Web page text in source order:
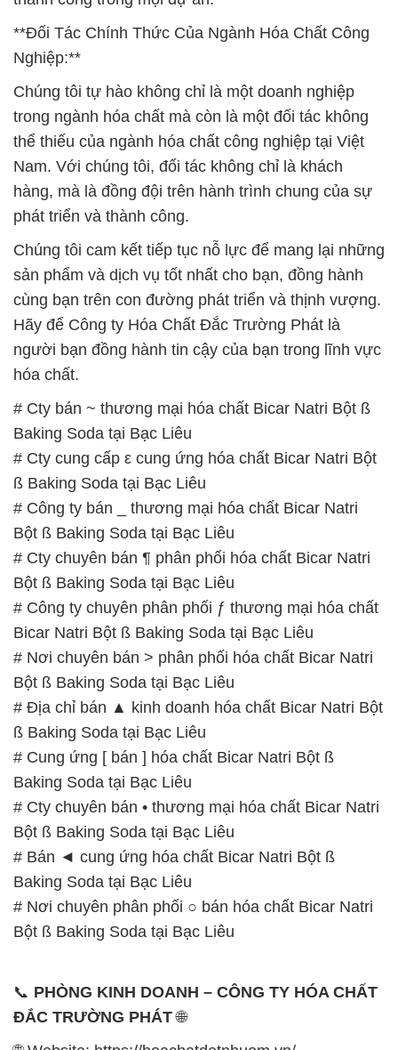
**Đối Tác Chính Thức Của Ngành Hóa Chất Công
Nghiệp:**
Chúng tôi tự hào không chỉ là một doanh nghiệp
trong ngành hóa chất mà còn là một đối tác không
thể thiếu của ngành hóa chất công nghiệp tại Việt
Nam. Với chúng tôi, đối tác không chỉ là khách
hàng, mà là đồng đội trên hành trình chung của sự
phát triển và thành công.
Chúng tôi cam kết tiếp tục nỗ lực để mang lại những
sản phẩm và dịch vụ tốt nhất cho bạn, đồng hành
cùng bạn trên con đường phát triển và thịnh vượng.
Hãy để Công ty Hóa Chất Đắc Trường Phát là
người bạn đồng hành tin cậy của bạn trong lĩnh vực
hóa chất.
# Cty bán ~ thương mại hóa chất Bicar Natri Bột ß
Baking Soda tại Bạc Liêu
# Cty cung cấp ε cung ứng hóa chất Bicar Natri Bột
ß Baking Soda tại Bạc Liêu
# Công ty bán _ thương mại hóa chất Bicar Natri
Bột ß Baking Soda tại Bạc Liêu
# Cty chuyên bán ¶ phân phối hóa chất Bicar Natri
Bột ß Baking Soda tại Bạc Liêu
# Công ty chuyên phân phối ƒ thương mại hóa chất
Bicar Natri Bột ß Baking Soda tại Bạc Liêu
# Nơi chuyên bán > phân phối hóa chất Bicar Natri
Bột ß Baking Soda tại Bạc Liêu
# Địa chỉ bán ▲ kinh doanh hóa chất Bicar Natri Bột
ß Baking Soda tại Bạc Liêu
# Cung ứng [ bán ] hóa chất Bicar Natri Bột ß
Baking Soda tại Bạc Liêu
# Cty chuyên bán • thương mại hóa chất Bicar Natri
Bột ß Baking Soda tại Bạc Liêu
# Bán ◄ cung ứng hóa chất Bicar Natri Bột ß
Baking Soda tại Bạc Liêu
# Nơi chuyên phân phối ○ bán hóa chất Bicar Natri
Bột ß Baking Soda tại Bạc Liêu
📞 PHÒNG KINH DOANH – CÔNG TY HÓA CHẤT
ĐẮC TRƯỜNG PHÁT🌐